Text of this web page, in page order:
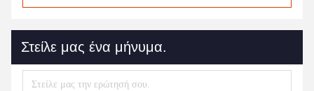
Στείλε μας ένα μήνυμα.